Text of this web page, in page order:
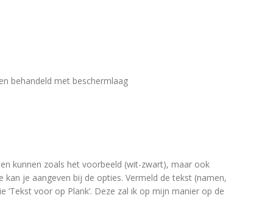
behandeld met beschermlaag
kunnen zoals het voorbeeld (wit-zwart), maar ook
kan je aangeven bij de opties. Vermeld de tekst (namen,
voor op Plank’. Deze zal ik op mijn manier op de